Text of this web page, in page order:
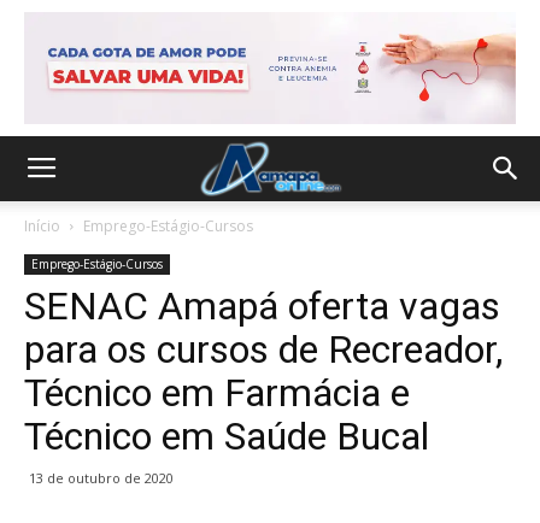
Início Emprego-Estágio-Cursos
Emprego-Estágio-Cursos
SENAC Amapá oferta vagas
para os cursos de Recreador,
Técnico em Farmácia e
Técnico em Saúde Bucal
13 de outubro de 2020